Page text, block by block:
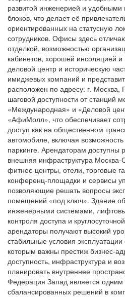
развитой инженерией и
блоков, что делает её
ориентированных на статусную
сотрудников. Офисы здесь
отделкой, возможностью
кабинетов, хорошей инсоляцией
деловой центр и историческую
имиджевых компаний и
расположен по адресу: г. Москва,
шаговой доступности от станций
«Международная» и «Деловой
«АфиМолл», что обеспечивает
доступ как на общественном
автомобиле, включая
паркинге. Арендаторам доступны
внешняя инфраструктура
фитнес‑центры, отели, торговые
конференц‑площадки и сервисы
позволяющие решать вопросы
помещений «под ключ». Здание
инженерными системами,
контроля доступа и
арендаторы получают высокий
стабильные условия
которым важны престиж бизнес-
доступность, инфраструктура и
планировать внутреннее
Федерация Запад является одним
сбалансированных решений в